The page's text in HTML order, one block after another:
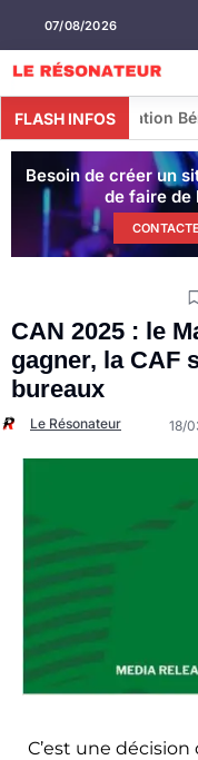
07/08/2026
FLASH INFOS
Bénin-Maroc : les
Besoin de créer un
de faire de
CAN 2025 : le
gagner, la CAF
bureaux
Le Résonateur 18/
C’est une